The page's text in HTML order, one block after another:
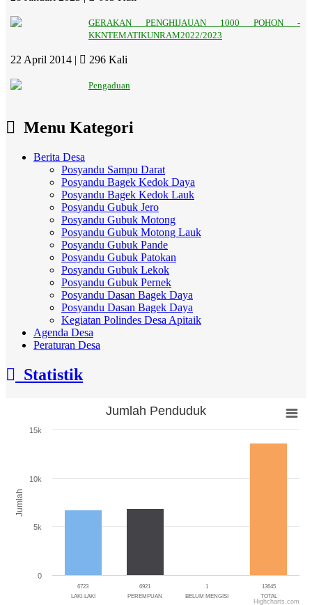
GERAKAN PENGHIJAUAN 1000 POHON -
KKNTEMATIKUNRAM2022/2023
22 April 2014 | 296 Kali
Pengaduan
Menu Kategori
Berita Desa
Posyandu Sampu Darat
Posyandu Bagek Kedok Daya
Posyandu Bagek Kedok Lauk
Posyandu Gubuk Jero
Posyandu Gubuk Motong
Posyandu Gubuk Motong Lauk
Posyandu Gubuk Pande
Posyandu Gubuk Patokan
Posyandu Gubuk Lekok
Posyandu Gubuk Pernek
Posyandu Dasan Bagek Daya
Posyandu Dasan Bagek Daya
Kegiatan Polindes Desa Apitaik
Agenda Desa
Peraturan Desa
Statistik
Jumlah
Jumlah Penduduk
6723
LAKI-LAKI
6921
PEREMPUAN
1
BELUM MENGISI
13645
TOTAL
0
5k
10k
15k
Highcharts.com